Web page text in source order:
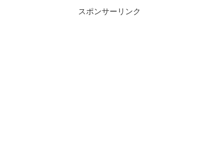
スポンサーリンク